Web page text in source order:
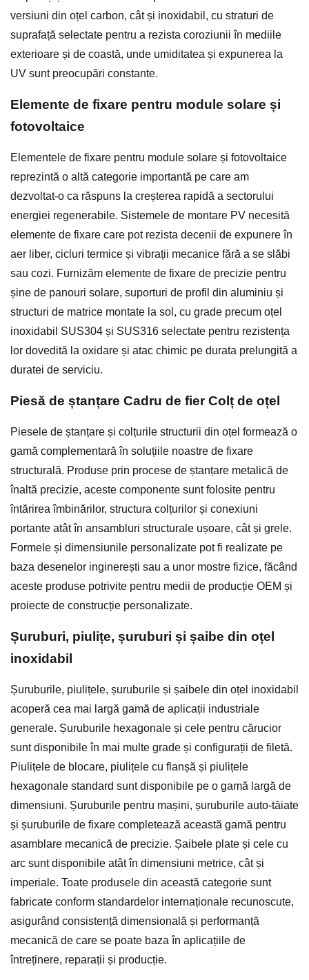
versiuni din oțel carbon, cât și inoxidabil, cu straturi de
suprafață selectate pentru a rezista coroziunii în mediile
exterioare și de coastă, unde umiditatea și expunerea la
UV sunt preocupări constante.
Elemente de fixare pentru module solare și
fotovoltaice
Elementele de fixare pentru module solare și fotovoltaice
reprezintă o altă categorie importantă pe care am
dezvoltat-o ca răspuns la creșterea rapidă a sectorului
energiei regenerabile. Sistemele de montare PV necesită
elemente de fixare care pot rezista decenii de expunere în
aer liber, cicluri termice și vibrații mecanice fără a se slăbi
sau cozi. Furnizăm elemente de fixare de precizie pentru
șine de panouri solare, suporturi de profil din aluminiu și
structuri de matrice montate la sol, cu grade precum oțel
inoxidabil SUS304 și SUS316 selectate pentru rezistența
lor dovedită la oxidare și atac chimic pe durata prelungită a
duratei de serviciu.
Piesă de ștanțare Cadru de fier Colț de oțel
Piesele de ștanțare și colțurile structurii din oțel formează o
gamă complementară în soluțiile noastre de fixare
structurală. Produse prin procese de ștanțare metalică de
înaltă precizie, aceste componente sunt folosite pentru
întărirea îmbinărilor, structura colțurilor și conexiuni
portante atât în ansambluri structurale ușoare, cât și grele.
Formele și dimensiunile personalizate pot fi realizate pe
baza desenelor inginerești sau a unor mostre fizice, făcând
aceste produse potrivite pentru medii de producție OEM și
proiecte de construcție personalizate.
Șuruburi, piulițe, șuruburi și șaibe din oțel
inoxidabil
Șuruburile, piulițele, șuruburile și șaibele din oțel inoxidabil
acoperă cea mai largă gamă de aplicații industriale
generale. Șuruburile hexagonale și cele pentru cărucior
sunt disponibile în mai multe grade și configurații de filetă.
Piulițele de blocare, piulițele cu flanșă și piulițele
hexagonale standard sunt disponibile pe o gamă largă de
dimensiuni. Șuruburile pentru mașini, șuruburile auto-tăiate
și șuruburile de fixare completează această gamă pentru
asamblare mecanică de precizie. Șaibele plate și cele cu
arc sunt disponibile atât în dimensiuni metrice, cât și
imperiale. Toate produsele din această categorie sunt
fabricate conform standardelor internaționale recunoscute,
asigurând consistență dimensională și performanță
mecanică de care se poate baza în aplicațiile de
întreținere, reparații și producție.